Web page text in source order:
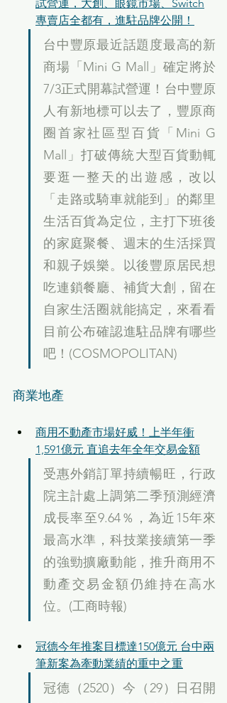
試營運，大創、眼鏡市場、Switch
專賣店全都有，進駐品牌公開！
台中豐原最近話題度最高的新
商場「Mini G Mall」確定將於
7/3正式開幕試營運！台中豐原
人有新地標可以去了，豐原商
圈首家社區型百貨「Mini G
Mall」打破傳統大型百貨動輒
要逛一整天的出遊感，改以
「走路或騎車就能到」的鄰里
生活百貨為定位，主打下班後
的家庭聚餐、週末的生活採買
和親子娛樂。以後豐原居民想
吃連鎖餐廳、補貨大創，留在
自家生活圈就能搞定，來看看
目前公布確認進駐品牌有哪些
吧！(COSMOPOLITAN)
商業地產
商用不動產市場好威！上半年衝
1,591億元 直追去年全年交易金額
受惠外銷訂單持續暢旺，行政
院主計處上調第二季預測經濟
成長率至9.64％，為近15年來
最高水準，科技業接續第一季
的強勁擴廠動能，推升商用不
動產交易金額仍維持在高水
位。(工商時報)
冠德今年推案目標達150億元 台中兩
筆新案為牽動業績的重中之重
冠德（2520）今（29）日召開